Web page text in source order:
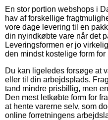
En stor portion webshops i
hav af forskellige
vore dage levering til en
din nyindkøbte vare når det
Leveringsformen er jo
den mindst kostelige form
Du kan ligeledes forsøge at
eller til din arbejdsplads.
tand mindre prisbillig, men
Den mest letkøbte form for
at hente varerne selv, som
online forretningens